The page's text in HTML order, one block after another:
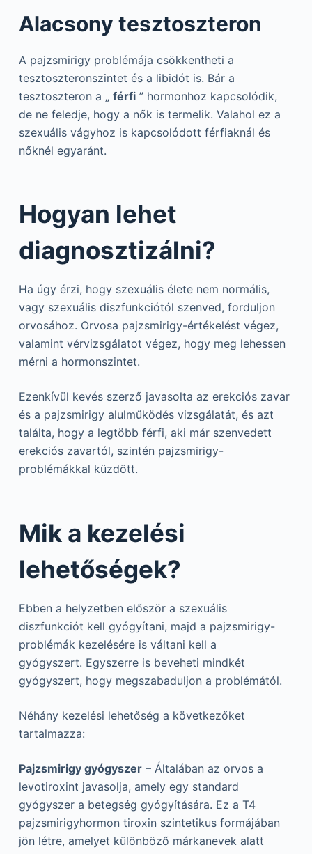
Alacsony tesztoszteron
A pajzsmirigy problémája csökkentheti a
tesztoszteronszintet és a libidót is. Bár a
tesztoszteron a „ férfi” hormonhoz kapcsolódik,
de ne feledje, hogy a nők is termelik. Valahol ez a
szexuális vágyhoz is kapcsolódott férfiaknál és
nőknél egyaránt.
Hogyan lehet
diagnosztizálni?
Ha úgy érzi, hogy szexuális élete nem normális,
vagy szexuális diszfunkciótól szenved, forduljon
orvosához. Orvosa pajzsmirigy-értékelést végez,
valamint vérvizsgálatot végez, hogy meg lehessen
mérni a hormonszintet.
Ezenkívül kevés szerző javasolta az erekciós zavar
és a pajzsmirigy alulműködés vizsgálatát, és azt
találta, hogy a legtöbb férfi, aki már szenvedett
erekciós zavartól, szintén pajzsmirigy-
problémákkal küzdött.
Mik a kezelési
lehetőségek?
Ebben a helyzetben először a szexuális
diszfunkciót kell gyógyítani, majd a pajzsmirigy-
problémák kezelésére is váltani kell a
gyógyszert. Egyszerre is beveheti mindkét
gyógyszert, hogy megszabaduljon a problémától.
Néhány kezelési lehetőség a következőket
tartalmazza:
Pajzsmirigy gyógyszer– Általában az orvos a
levotiroxint javasolja, amely egy standard
gyógyszer a betegség gyógyítására. Ez a T4
pajzsmirigyhormon tiroxin szintetikus formájában
jön létre, amelyet különböző márkanevek alatt